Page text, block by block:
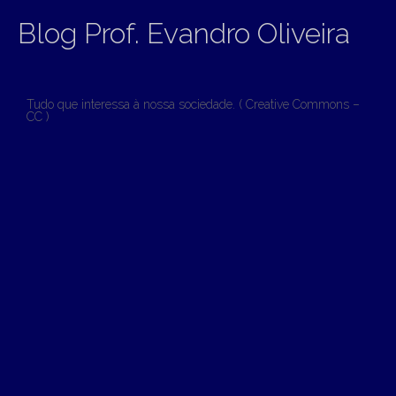
Blog Prof. Evandro Oliveira
Tudo que interessa à nossa sociedade. ( Creative Commons –
CC )